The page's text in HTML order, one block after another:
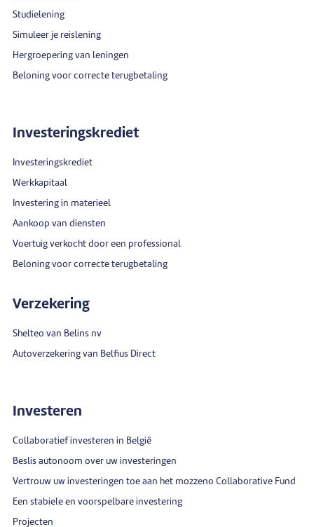
Studielening
Simuleer je reislening
Hergroepering van leningen
Beloning voor correcte terugbetaling
Investeringskrediet
Investeringskrediet
Werkkapitaal
Investering in materieel
Aankoop van diensten
Voertuig verkocht door een professional
Beloning voor correcte terugbetaling
Verzekering
Shelteo van Belins nv
Autoverzekering van Belfius Direct
Investeren
Collaboratief investeren in België
Beslis autonoom over uw investeringen
Vertrouw uw investeringen toe aan het mozzeno Collaborative Fund
Een stabiele en voorspelbare investering
Projecten